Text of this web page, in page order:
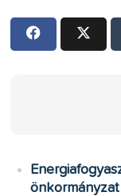
önkormányzat